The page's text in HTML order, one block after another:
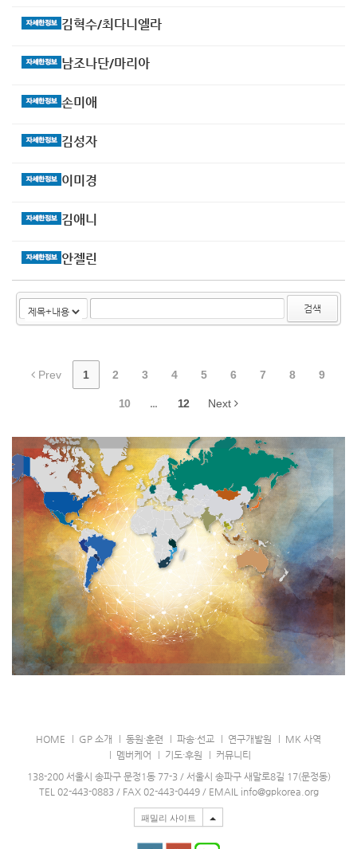
김혁수/최다니엘라
남조나단/마리아
손미애
김성자
이미경
김애니
안젤린
검색
Prev 1 2 3 4 5 6 7 8 9
10 ... 12 Next
HOME GP 소개 동원·훈련 파송·선교 연구개발원
MK 사역
멤버케어
기도·후원
커뮤니티
138-200 서울시 송파구 문정1동 77-3 / 서울시 송파구 새말로8길 17(문정동)
TEL 02-443-0883 / FAX 02-443-0449 / EMAIL info@gpkorea.org
패밀리 사이트